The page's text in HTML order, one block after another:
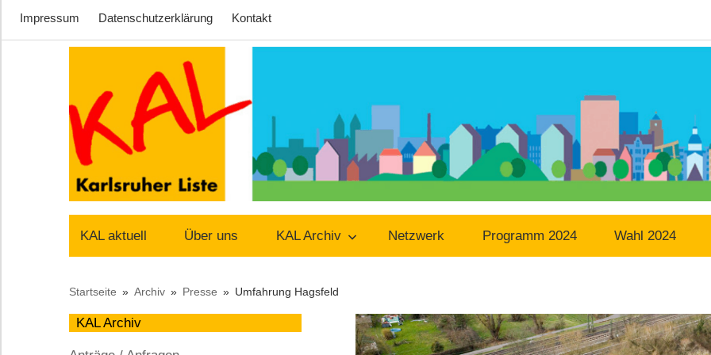
Impressum Datenschutzerklärung Kontakt
Zum
springen
Karlsruher
Liste
–
auf
KAL aktuell Über uns KAL Archiv Netzwerk Programm 2024 Wahl 2024
Startseite Archiv Presse Umfahrung Hagsfeld
KAL Archiv